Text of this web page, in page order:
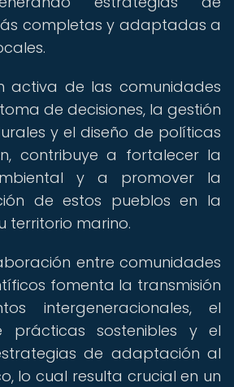
completas y adaptadas a
activa de las comunidades
de decisiones, la gestión
y el diseño de políticas
contribuye a fortalecer la
y a promover la
de estos pueblos en la
territorio marino.
entre comunidades
fomenta la transmisión
intergeneracionales, el
prácticas sostenibles y el
de adaptación al
lo cual resulta crucial en un